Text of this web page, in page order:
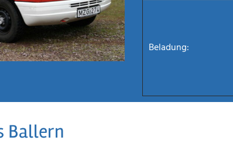
Beladung:
Ballern